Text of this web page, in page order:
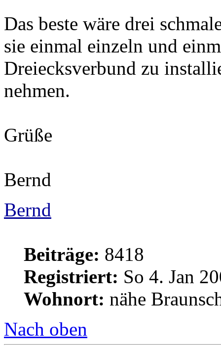
Das beste wäre drei
sie einmal einzeln und
Dreiecksverbund zu
nehmen.
Grüße
Bernd
Bernd
Beiträge: 8418
Registriert: So 4. Jan
Wohnort: nähe
Nach oben